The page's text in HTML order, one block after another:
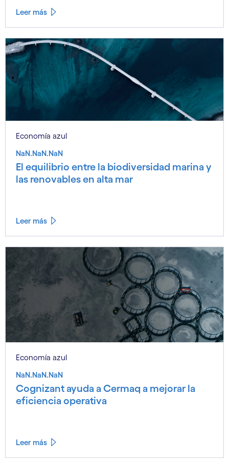
Leer más
Economía azul
NaN.NaN.NaN
El equilibrio entre la biodiversidad marina y
las renovables en alta mar
Leer más
Economía azul
NaN.NaN.NaN
Cognizant ayuda a Cermaq a mejorar la
eficiencia operativa
Leer más